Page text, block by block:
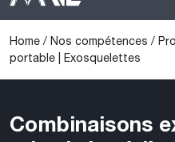
Home / Nos compétences /
portable | Exosquelettes
Combinaisons